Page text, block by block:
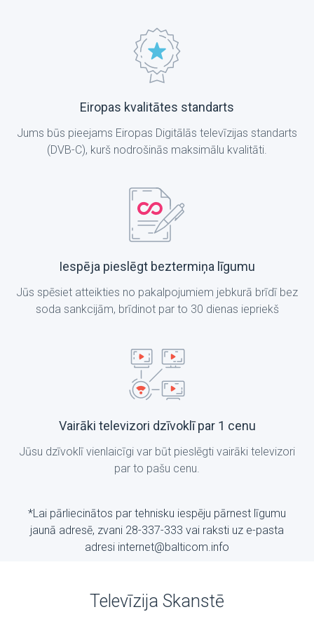
Eiropas kvalitātes standarts
Jums būs pieejams Eiropas Digitālās televīzijas standarts
(DVB-C), kurš nodrošinās maksimālu kvalitāti.
Iespēja pieslēgt beztermiņa līgumu
Jūs spēsiet atteikties no pakalpojumiem jebkurā brīdī bez
soda sankcijām, brīdinot par to 30 dienas iepriekš
Vairāki televizori dzīvoklī par 1 cenu
Jūsu dzīvoklī vienlaicīgi var būt pieslēgti vairāki televizori
par to pašu cenu.
*Lai pārliecinātos par tehnisku iespēju pārnest līgumu
jaunā adresē, zvani 28-337-333 vai raksti uz е-pasta
adresi internet@balticom.info
Televīzija Skanstē